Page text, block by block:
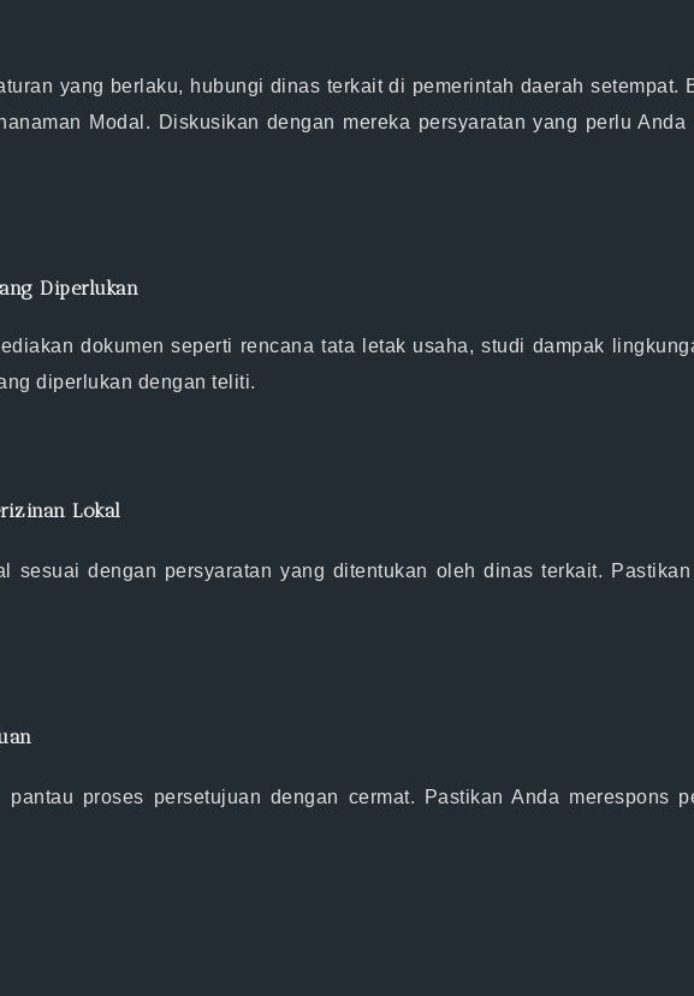
yang berlaku, hubungi dinas terkait di pemerintah daerah
Modal. Diskusikan dengan mereka persyaratan yang perlu
Diperlukan
dokumen seperti rencana tata letak usaha, studi dampak
diperlukan dengan teliti.
Lokal
sesuai dengan persyaratan yang ditentukan oleh dinas terkait.
pantau proses persetujuan dengan cermat. Pastikan Anda merespons